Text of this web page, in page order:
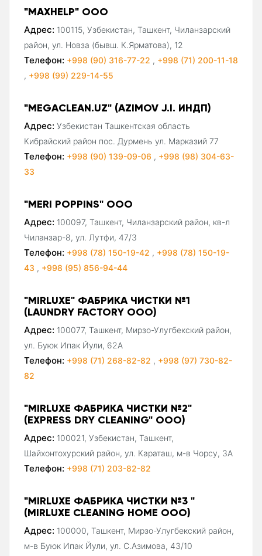
"MAXHELP" ООО
Адрес: 100115, Узбекистан, Ташкент, Чиланзарский
район, ул. Новза (бывш. К.Ярматова), 12
Телефон: +998 (90) 316-77-22 , +998 (71) 200-11-18
, +998 (99) 229-14-55
"MEGACLEAN.UZ" (AZIMOV J.I. ИНДП)
Адрес: Узбекистан Ташкентская область
Кибрайский район пос. Дурмень ул. Марказий 77
Телефон: +998 (90) 139-09-06 , +998 (98) 304-63-
33
"MERI POPPINS" ООО
Адрес: 100097, Ташкент, Чиланзарский район, кв-л
Чиланзар-8, ул. Лутфи, 47/3
Телефон: +998 (78) 150-19-42 , +998 (78) 150-19-
43 , +998 (95) 856-94-44
"MIRLUXE" ФАБРИКА ЧИСТКИ №1
(LAUNDRY FACTORY ООО)
Адрес: 100077, Ташкент, Мирзо-Улугбекский район,
ул. Буюк Ипак Йули, 62А
Телефон: +998 (71) 268-82-82 , +998 (97) 730-82-
82
"MIRLUXE ФАБРИКА ЧИСТКИ №2"
(EXPRESS DRY CLEANING" ООО)
Адрес: 100021, Узбекистан, Ташкент,
Шайхонтохурский район, ул. Караташ, м-в Чорсу, 3А
Телефон: +998 (71) 203-82-82
"MIRLUXE ФАБРИКА ЧИСТКИ №3 "
(MIRLUXE CLEANING HOME ООО)
Адрес: 100000, Ташкент, Мирзо-Улугбекский район,
м-в Буюк Ипак Йули, ул. С.Азимова, 43/10